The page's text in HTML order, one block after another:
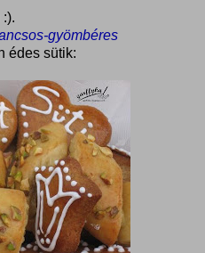
gyömbéres
édes sütik: